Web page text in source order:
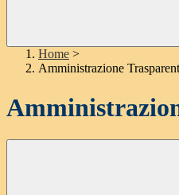
Home >
Amministrazione